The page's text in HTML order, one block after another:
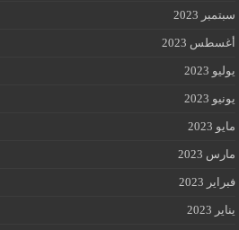
سبتمبر 2023
أغسطس 2023
يوليو 2023
يونيو 2023
مايو 2023
مارس 2023
فبراير 2023
يناير 2023